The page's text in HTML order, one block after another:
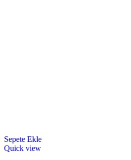
Sepete Ekle
Quick view